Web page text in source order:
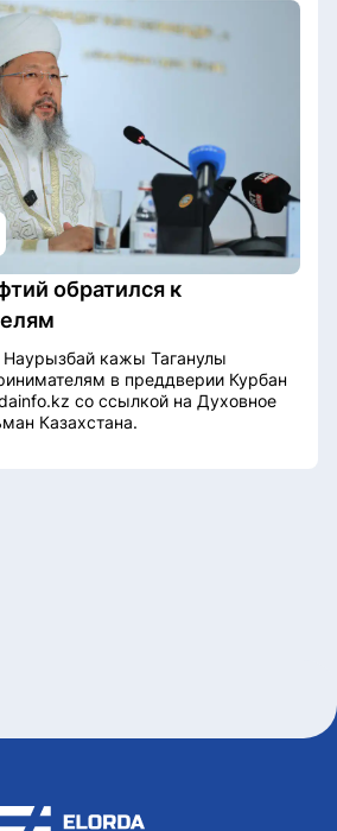
обратился к
кажы Таганулы
в преддверии Курбан
со ссылкой на Духовное
Казахстана.